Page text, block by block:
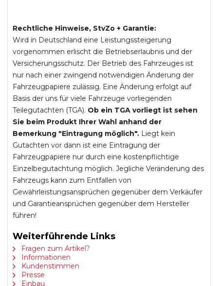
Rechtliche Hinweise, StvZo + Garantie:
Wird in Deutschland eine Leistungssteigerung
vorgenommen erlischt die Betriebserlaubnis und der
Versicherungsschutz. Der Betrieb des Fahrzeuges ist
nur nach einer zwingend notwendigen Änderung der
Fahrzeugpapiere zulässig. Eine Änderung erfolgt auf
Basis der uns für viele Fahrzeuge vorliegenden
Teilegutachten (TGA). Ob ein TGA vorliegt ist sehen
Sie beim Produkt Ihrer Wahl anhand der
Bemerkung "Eintragung möglich". Liegt kein
Gutachten vor dann ist eine Eintragung der
Fahrzeugpapiere nur durch eine kostenpflichtige
Einzelbegutachtung möglich. Jegliche Veränderung des
Fahrzeugs kann zum Entfallen von
Gewährleistungsansprüchen gegenüber dem Verkäufer
und Garantieansprüchen gegenüber dem Hersteller
führen!
Weiterführende Links
Fragen zum Artikel?
Informationen
Kundenstimmen
Presse
Einbau